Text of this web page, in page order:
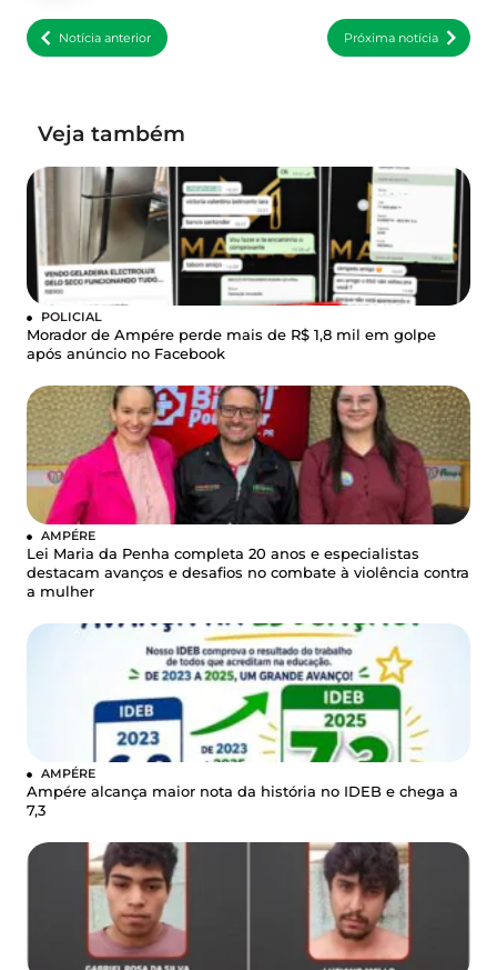
Notícia anterior Próxima notícia
Veja também
POLICIAL
Morador de Ampére perde mais de R$ 1,8 mil em golpe
após anúncio no Facebook
AMPÉRE
Lei Maria da Penha completa 20 anos e especialistas
destacam avanços e desafios no combate à violência contra
a mulher
AMPÉRE
Ampére alcança maior nota da história no IDEB e chega a
7,3